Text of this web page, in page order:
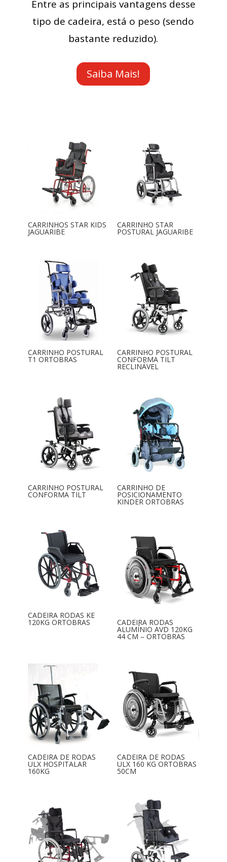
Entre as principais vantagens desse
tipo de cadeira, está o peso (sendo
bastante reduzido).
Saiba Mais!
CARRINHOS STAR KIDS
JAGUARIBE
CARRINHO STAR
POSTURAL JAGUARIBE
CARRINHO POSTURAL
T1 ORTOBRAS
CARRINHO POSTURAL
CONFORMA TILT
RECLINÁVEL
CARRINHO POSTURAL
CONFORMA TILT
CARRINHO DE
POSICIONAMENTO
KINDER ORTOBRAS
CADEIRA RODAS KE
120KG ORTOBRAS CADEIRA RODAS
ALUMÍNIO AVD 120KG
44 CM – ORTOBRAS
CADEIRA DE RODAS
ULX HOSPITALAR
160KG
CADEIRA DE RODAS
ULX 160 KG ORTOBRAS
50CM